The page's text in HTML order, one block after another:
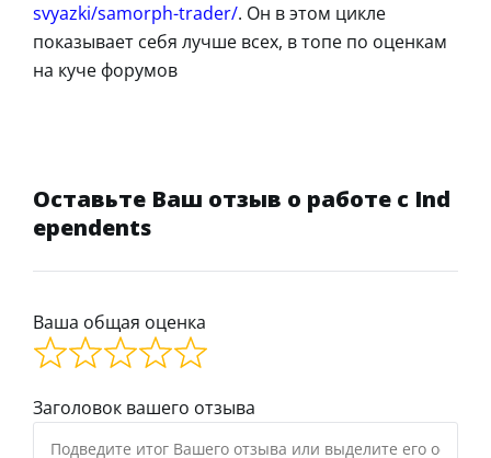
svyazki/samorph-trader/. Он в этом цикле
показывает себя лучше всех, в топе по оценкам
на куче форумов
Оставьте Ваш отзыв о работе с Ind
ependents
Ваша общая оценка
Заголовок вашего отзыва